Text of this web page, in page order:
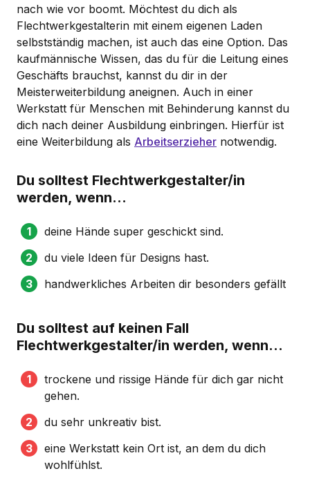
nach wie vor boomt. Möchtest du dich als
Flechtwerkgestalterin mit einem eigenen Laden
selbstständig machen, ist auch das eine Option. Das
kaufmännische Wissen, das du für die Leitung eines
Geschäfts brauchst, kannst du dir in der
Meisterweiterbildung aneignen. Auch in einer
Werkstatt für Menschen mit Behinderung kannst du
dich nach deiner Ausbildung einbringen. Hierfür ist
eine Weiterbildung als Arbeitserzieher notwendig.
Du solltest Flechtwerkgestalter/in
werden, wenn...
deine Hände super geschickt sind.
du viele Ideen für Designs hast.
handwerkliches Arbeiten dir besonders gefällt
Du solltest auf keinen Fall
Flechtwerkgestalter/in werden, wenn...
trockene und rissige Hände für dich gar nicht
gehen.
du sehr unkreativ bist.
eine Werkstatt kein Ort ist, an dem du dich
wohlfühlst.